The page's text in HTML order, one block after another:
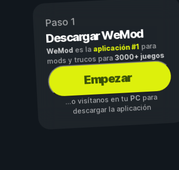
Paso 1
Descargar WeMod
WeMod es la aplicación #1para
mods y trucos para3000+ juegos
Empezar
...o visítanos en tu PCpara
descargar la aplicación